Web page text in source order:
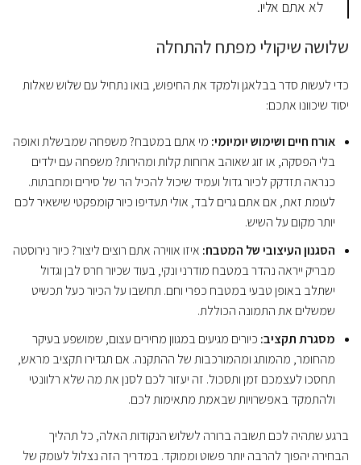
לא אתם אליו.
שלושה שיקולי מפתח להתחלה
כדי לעשות סדר בבלאגן ולמקד את החיפוש, בואו נתחיל עם שלוש שאלות
יסוד שיכוונו אתכם:
אורח חיים ושימוש יומיומי: מי אתם במטבח? משפחה שמבשלת ואופה
בלי הפסקה, או זוג שאוהב ארוחות קלות ומהירות? משפחה עם ילדים
כנראה תזדקק לכיור גדול ועמיד שיכול להכיל הר של סירים ומחבתות.
לעומת זאת, אם אתם גרים לבד, אולי תעדיפו כיור קומפקטי שישאיר לכם
יותר מקום על השיש.
הסגנון העיצובי של המטבח: איזו אווירה אתם רוצים ליצור? כיור נירוסטה
מבריק ייראה נהדר במטבח מודרני ונקי, בעוד שכיור חרס לבן וגדול
ישתלב באופן טבעי במטבח כפרי וחם. תחשבו על הכיור כעל תכשיט
שמשלים את התמונה הכוללת.
מסגרת תקציב: כיורים מגיעים במגוון מחירים עצום, שמושפע בעיקר
מהחומר, מהמותג ומהמורכבות של ההתקנה. אם תגדירו תקציב מראש,
תחסכו לעצמכם זמן ותסכול. זה יעזור לכם לסנן את מה שלא רלוונטי
ולהתמקד באפשרויות שבאמת מתאימות לכם.
ברגע שתהיה לכם תשובה ברורה לשלוש הנקודות האלה, כל תהליך
הבחירה יהפוך להרבה יותר פשוט וממוקד. במדריך הזה נצלול לעומק של